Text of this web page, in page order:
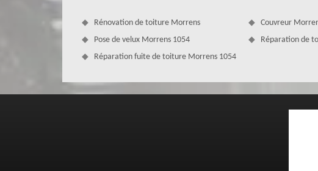
Nettoyage de gouttière Morrens efficace
Rénovation de toiture Morrens
Pose de velux Morrens 1054
Réparation fuite de toiture Morrens 1054
Couvreur
Réparation de